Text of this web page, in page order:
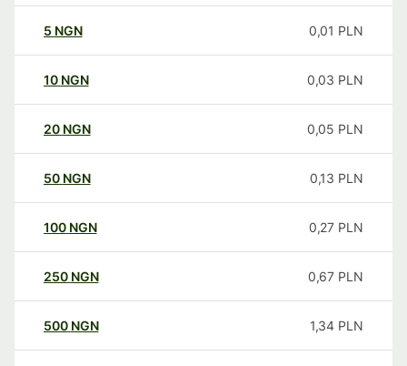
5 NGN 0,01 PLN
10 NGN 0,03 PLN
20 NGN 0,05 PLN
50 NGN 0,13 PLN
100 NGN 0,27 PLN
250 NGN 0,67 PLN
500 NGN 1,34 PLN